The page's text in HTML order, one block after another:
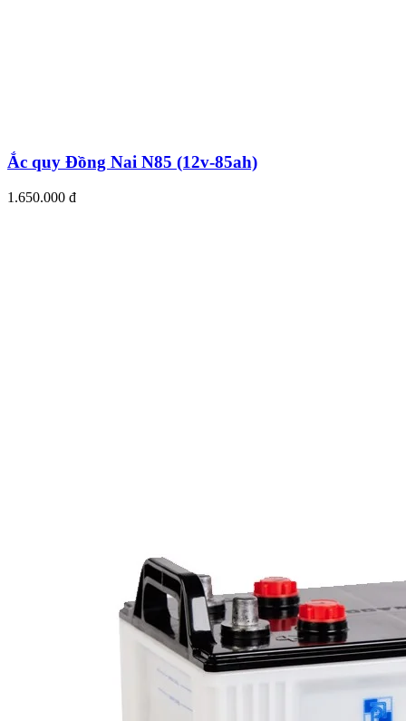
Ắc quy Đồng Nai N85 (12v-85ah)
1.650.000 đ